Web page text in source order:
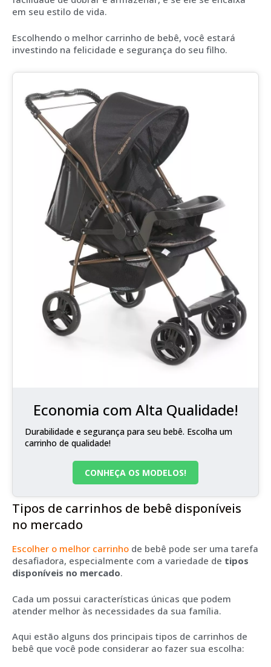
em seu estilo de vida.
Escolhendo o melhor carrinho de bebê, você estará
investindo na felicidade e segurança do seu filho.
Economia com Alta Qualidade!
Durabilidade e segurança para seu bebê. Escolha um
carrinho de qualidade!
CONHEÇA OS MODELOS!
Tipos de carrinhos de bebê disponíveis
no mercado
Escolher o melhor carrinho de bebê pode ser uma tarefa
desafiadora, especialmente com a variedade de tipos
disponíveis no mercado.
Cada um possui características únicas que podem
atender melhor às necessidades da sua família.
Aqui estão alguns dos principais tipos de carrinhos de
bebê que você pode considerar ao fazer sua escolha: